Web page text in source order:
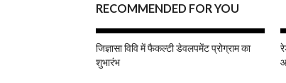
RECOMMENDED FOR YOU
जिज्ञासा विवि में फैकल्टी डेवलपमेंट प्रोग्राम का
शुभारंभ